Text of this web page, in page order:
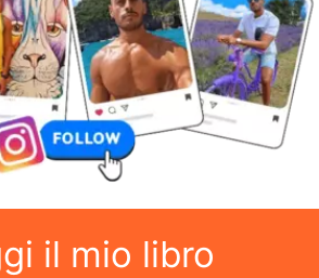
il mio libro